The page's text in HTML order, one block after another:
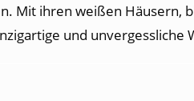
Mit ihren weißen Häusern,
und unvergessliche